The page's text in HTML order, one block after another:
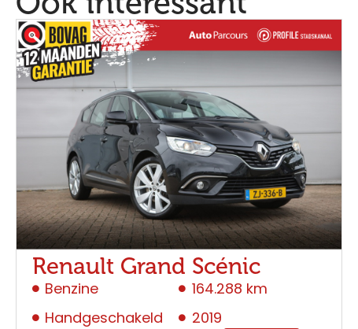
Renault Grand Scénic
Benzine
Handgeschakeld
164.288 km
2019